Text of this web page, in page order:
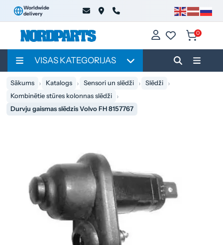
Worldwide
delivery
0
VISAS KATEGORIJAS
Sākums Katalogs Sensori un slēdži
Slēdži
Kombinētie stūres kolonnas slēdži
Durvju gaismas slēdzis Volvo FH 8157767